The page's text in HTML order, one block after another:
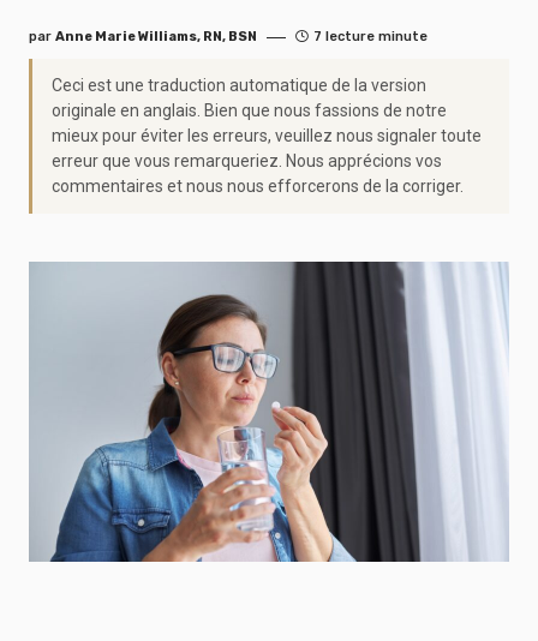
par Anne Marie Williams, RN, BSN 7 lecture minute
Ceci est une traduction automatique de la version
originale en anglais. Bien que nous fassions de notre
mieux pour éviter les erreurs, veuillez nous signaler toute
erreur que vous remarqueriez. Nous apprécions vos
commentaires et nous nous efforcerons de la corriger.